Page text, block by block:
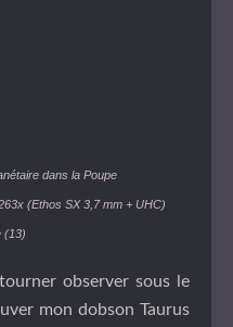
dans la Poupe
(Ethos SX 3,7 mm + UHC)
(13)
observer sous le
mon dobson Taurus